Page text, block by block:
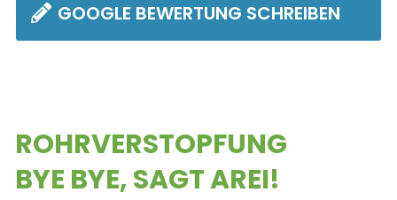
GOOGLE BEWERTUNG SCHREIBEN
ROHRVER­STOPFUNG
BYE BYE, SAGT AREI!